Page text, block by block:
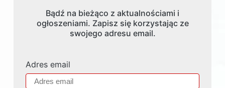
Bądź na bieżąco z aktualnościami i
ogłoszeniami. Zapisz się korzystając ze
swojego adresu email.
Adres email